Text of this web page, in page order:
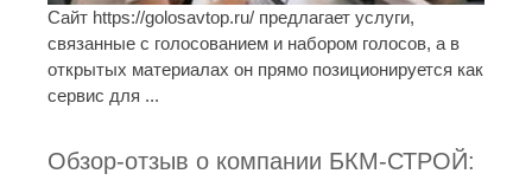
Сайт https://golosavtop.ru/ предлагает услуги,
связанные с голосованием и набором голосов, а в
открытых материалах он прямо позиционируется как
сервис для ...
Обзор-отзыв о компании БКМ-СТРОЙ: